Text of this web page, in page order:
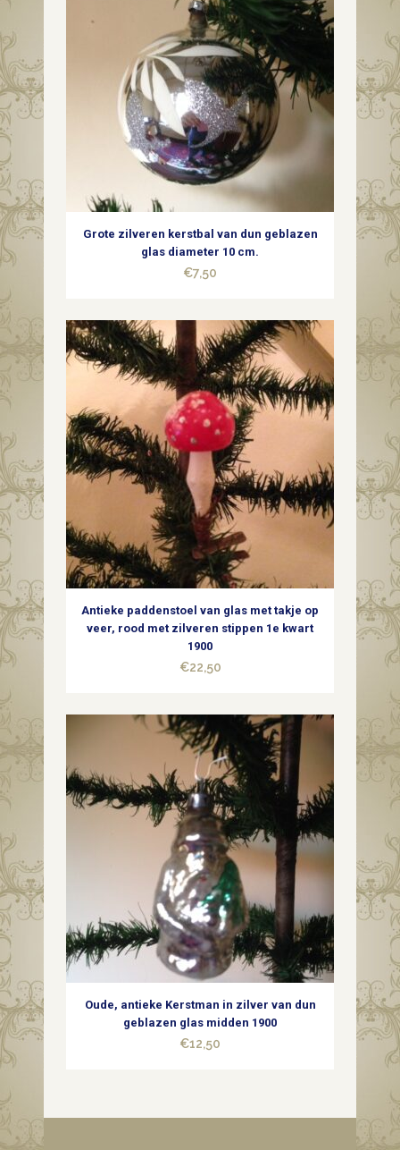
Grote zilveren kerstbal van dun geblazen
glas diameter 10 cm.
€7,50
Antieke paddenstoel van glas met takje op
veer, rood met zilveren stippen 1e kwart
1900
€22,50
Oude, antieke Kerstman in zilver van dun
geblazen glas midden 1900
€12,50